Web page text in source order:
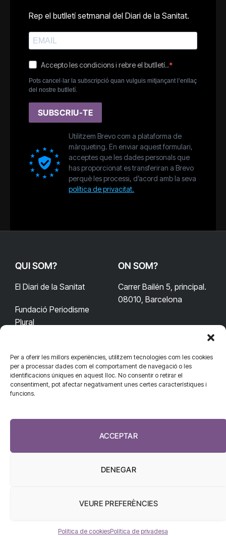
Per a oferir les millors experiències, utilitzem tecnologies com les cookies
per a processar dades com el comportament de navegació o les
identificacions úniques en aquest lloc. No consentir o retirar el
consentiment, pot afectar negativament unes certes característiques i
funcions.
ACCEPTAR
DENEGAR
VEURE PREFERÈNCIES
Política de cookiesPolítica de privadesa
Rep el butlletí setmanal del Diari de la Sanitat.
Accepto les condicions i rebre el butlletí..
Pots cancel·lar la subscripció quan vulguis mitjançant l’enllaç
del nostre butlletí.
SUBSCRIU-TE
Utilitzem Brevo com a plataforma de
màrqueting. En enviar aquest formulari,
acceptes que les dades personals que
has proporcionat es transferiran a Brevo
perquè les processi, d’acord amb la seva
política de privacitat.
QUI SOM?
El Diari de la Sanitat
Fundació Periodisme
Plural
ON SOM?
Carrer Bailén 5, principal.
08010, Barcelona
CONTACTA'NS
redaccio@diarisanitat.cat
932 311 247
CONNECTA